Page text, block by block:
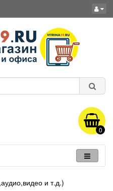
0
и т.д.)